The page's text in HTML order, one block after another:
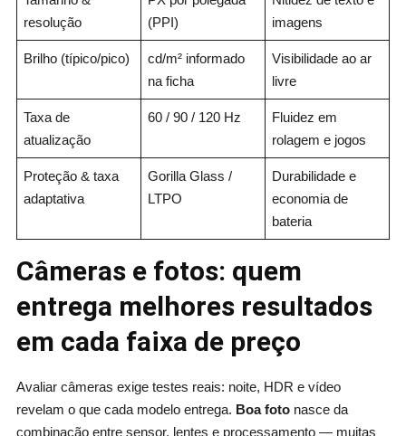
resolução
(PPI)
imagens
Brilho (típico/pico)
cd/m² informado
na ficha
Visibilidade ao ar
livre
Taxa de
atualização
60 / 90 / 120 Hz
Fluidez em
rolagem e jogos
Proteção & taxa
adaptativa
Gorilla Glass /
LTPO
Durabilidade e
economia de
bateria
Câmeras e fotos: quem
entrega melhores resultados
em cada faixa de preço
Avaliar câmeras exige testes reais: noite, HDR e vídeo
revelam o que cada modelo entrega. Boa fotonasce da
combinação entre sensor, lentes e processamento — muitas